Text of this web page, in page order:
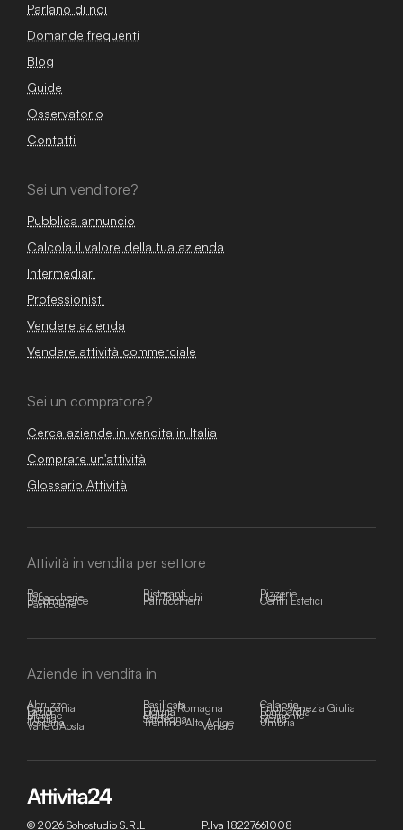
Parlano di noi
Domande frequenti
Blog
Guide
Osservatorio
Contatti
Sei un venditore?
Pubblica annuncio
Calcola il valore della tua azienda
Intermediari
Professionisti
Vendere azienda
Vendere attività commerciale
Sei un compratore?
Cerca aziende in vendita in Italia
Comprare un'attività
Glossario Attività
Attività in vendita per settore
Bar Ristoranti Pizzerie
Tabaccherie Bar Tabacchi Hotel
E-commerce Parrucchieri Centri Estetici
Pasticcerie
Aziende in vendita in
Abruzzo Basilicata Calabria
Campania Emilia-Romagna Friuli-Venezia Giulia
Lazio Liguria Lombardia
Marche Molise Piemonte
Puglia Sardegna Sicilia
Toscana Trentino-Alto Adige Umbria
Valle d'Aosta Veneto
© 2026 Sohostudio S.R.L P.Iva 18227661008